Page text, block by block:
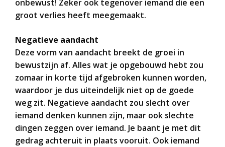
onbewust! Zeker ook tegenover iemand die een
groot verlies heeft meegemaakt.
Negatieve aandacht
Deze vorm van aandacht breekt de groei in
bewustzijn af. Alles wat je opgebouwd hebt zou
zomaar in korte tijd afgebroken kunnen worden,
waardoor je dus uiteindelijk niet op de goede
weg zit. Negatieve aandacht zou slecht over
iemand denken kunnen zijn, maar ook slechte
dingen zeggen over iemand. Je baant je met dit
gedrag achteruit in plaats vooruit. Ook iemand